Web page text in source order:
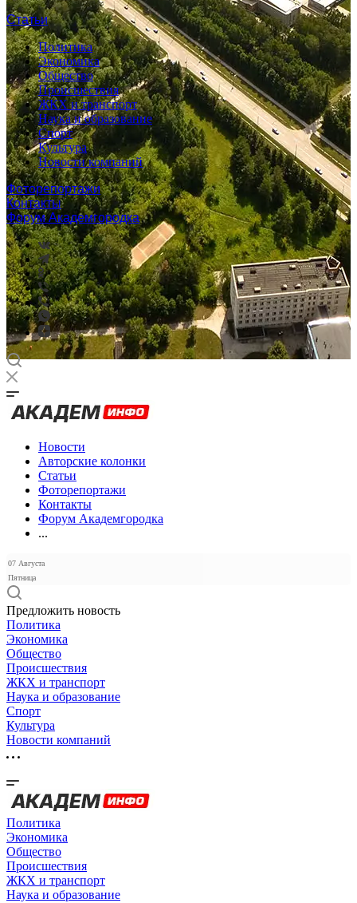
Статьи
Политика
Экономика
Общество
Происшествия
ЖКХ и транспорт
Наука и образование
Спорт
Культура
Новости компаний
Фоторепортажи
Контакты
Форум Академгородка
Новости
Авторские колонки
Статьи
Фоторепортажи
Контакты
Форум Академгородка
...
07 Августа
Пятница
Предложить новость
Политика
Экономика
Общество
Происшествия
ЖКХ и транспорт
Наука и образование
Спорт
Культура
Новости компаний
Политика
Экономика
Общество
Происшествия
ЖКХ и транспорт
Наука и образование